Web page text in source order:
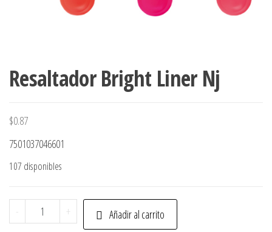
Resaltador Bright Liner Nj
$0.87
7501037046601
107 disponibles
-
Resaltador
Bright
+ Añadir al carrito